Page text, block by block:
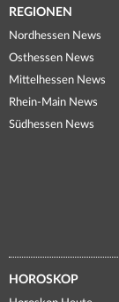
REGIONEN
Nordhessen News
Osthessen News
Mittelhessen News
Rhein-Main News
Südhessen News
HOROSKOP